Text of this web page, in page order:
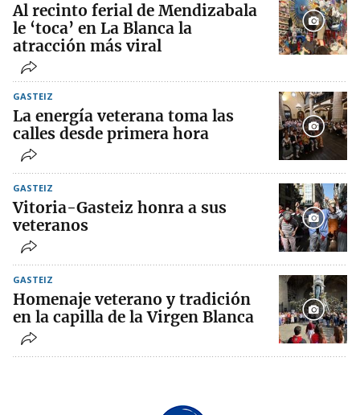
Al recinto ferial de Mendizabala
le ‘toca’ en La Blanca la
atracción más viral
GASTEIZ
La energía veterana toma las
calles desde primera hora
GASTEIZ
Vitoria-Gasteiz honra a sus
veteranos
GASTEIZ
Homenaje veterano y tradición
en la capilla de la Virgen Blanca